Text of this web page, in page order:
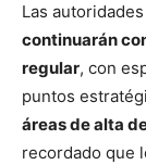
Las
continuarán
regular, con
puntos
áreas de alta
recordado que